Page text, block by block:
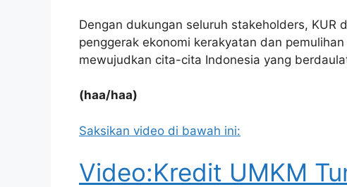
Dengan dukungan seluruh stakeholders, KUR
penggerak ekonomi kerakyatan dan
mewujudkan cita-cita Indonesia yang
(haa/haa)
Saksikan video di bawah ini:
Video:Kredit UMKM